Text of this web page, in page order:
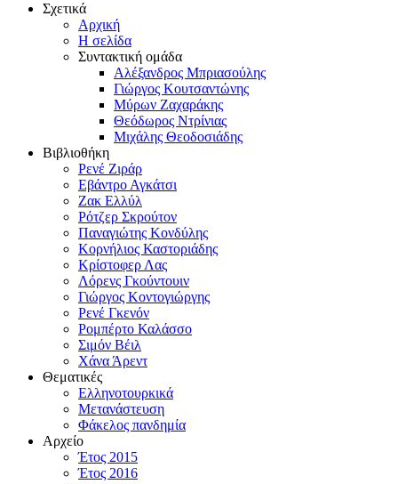
Σχετικά
Αρχική
Η σελίδα
Συντακτική ομάδα
Αλέξανδρος Μπριασούλης
Γιώργος Κουτσαντώνης
Μύρων Ζαχαράκης
Θεόδωρος Ντρίνιας
Μιχάλης Θεοδοσιάδης
Βιβλιοθήκη
Ρενέ Ζιράρ
Εβάντρο Αγκάτσι
Ζακ Ελλύλ
Ρότζερ Σκρούτον
Παναγιώτης Κονδύλης
Κορνήλιος Καστοριάδης
Κρίστοφερ Λας
Λόρενς Γκούντουιν
Γιώργος Κοντογιώργης
Ρενέ Γκενόν
Ρομπέρτο Καλάσσο
Σιμόν Βέιλ
Χάνα Άρεντ
Θεματικές
Ελληνοτουρκικά
Μετανάστευση
Φάκελος πανδημία
Αρχείο
Έτος 2015
Έτος 2016